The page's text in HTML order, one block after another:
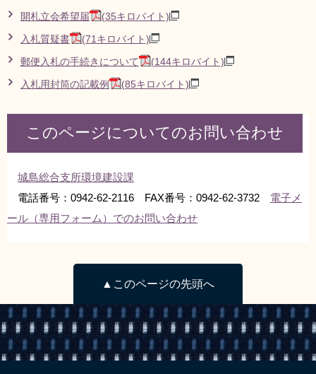
開札立会希望届 (35キロバイト)
入札質疑書 (71キロバイト)
郵便入札の手続きについて (144キロバイト)
入札用封筒の記載例 (85キロバイト)
このページについてのお問い合わせ
城島総合支所環境建設課
電話番号：0942-62-2116 FAX番号：0942-62-3732 電子メ
ール（専用フォーム）でのお問い合わせ
▲このページの先頭へ